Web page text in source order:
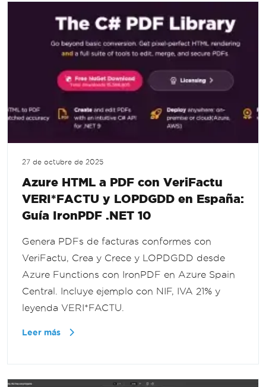
27 de octubre de 2025
Azure HTML a PDF con VeriFactu
VERI*FACTU y LOPDGDD en España:
Guía IronPDF .NET 10
Genera PDFs de facturas conformes con
VeriFactu, Crea y Crece y LOPDGDD desde
Azure Functions con IronPDF en Azure Spain
Central. Incluye ejemplo con NIF, IVA 21% y
leyenda VERI*FACTU.
Leer más